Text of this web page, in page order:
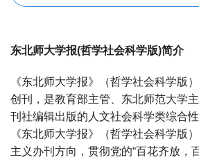
东北师大学报(哲学社会科学版)简介
《东北师大学报》（哲学社会科学版
创刊，是教育部主管、东北师范大学
刊社编辑出版的人文社会科学类综合性
《东北师大学报》（哲学社会科学版
主义办刊方向，贯彻党的“百花齐放，